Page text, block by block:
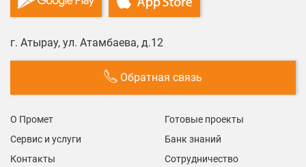
г. Атырау, ул. Атамбаева, д.12
Обратная связь
О Промет
Готовые проекты
Сервис и услуги
Банк знаний
Контакты
Сотрудничество